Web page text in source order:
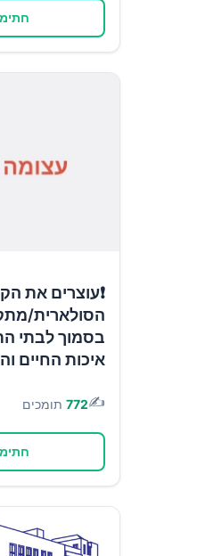
❗עוצרים את
הסולארית/
בסמוך לבתי
איכות החיים
✍️
772 תומכים